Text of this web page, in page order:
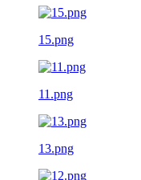
15.png
11.png
13.png